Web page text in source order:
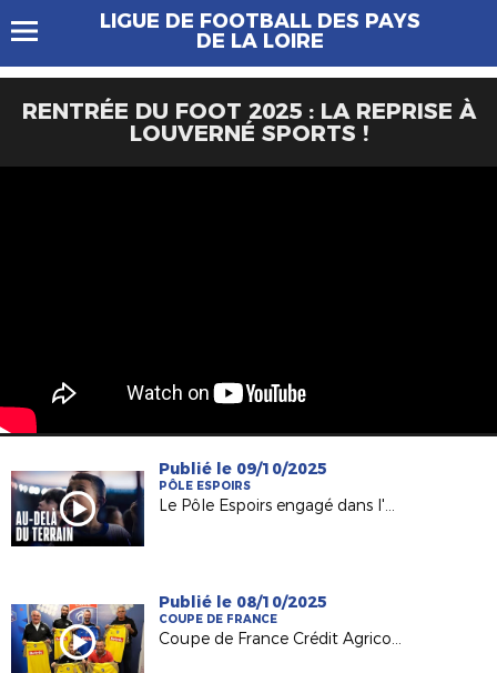
LIGUE DE FOOTBALL DES PAYS
DE LA LOIRE
RENTRÉE DU FOOT 2025 : LA REPRISE À
LOUVERNÉ SPORTS !
Publié le 09/10/2025
PÔLE ESPOIRS
Le Pôle Espoirs engagé dans l'Open Football Club !
Publié le 08/10/2025
COUPE DE FRANCE
Coupe de France Crédit Agricole : le FC Laurentais Landemontais (D2) au défi des Herbiers VF (N2) !